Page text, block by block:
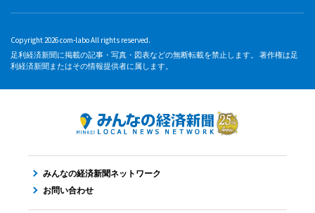
Copyright 2026 com-labo All rights reserved.
足利経済新聞に掲載の記事・写真・図表などの無断転載を禁止します。 著作権は足
利経済新聞またはその情報提供者に属します。
みんなの経済新聞ネットワーク
お問い合わせ